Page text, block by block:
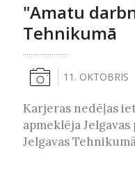
"Amatu
Tehnikumā
11. OKTOBRIS
Karjeras nedēļas
apmeklēja
Jelgavas